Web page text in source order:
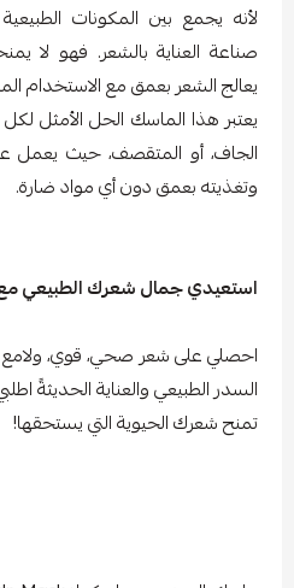
لأنه يجمع بين المكونات
صناعة العناية بالشعر. فهو لا
يعالج الشعر بعمق مع الاستخدام
يعتبر هذا الماسك الحل الأمثل
الجاف، أو المتقصف، حيث يعمل
وتغذيته بعمق دون أي مواد ضارة.
استعيدي جمال شعرك الطبيعي
احصلي على شعر صحي، قوي، ولامع
السدر الطبيعي والعناية الحديثةً
تمنح شعرك الحيوية التي يستحقها!